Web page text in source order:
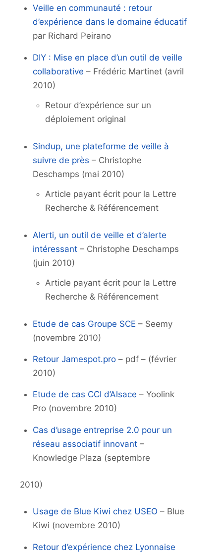
Veille en communauté : retour
d’expérience dans le domaine éducatif
par Richard Peirano
DIY : Mise en place d’un outil de veille
collaborative – Frédéric Martinet (avril
2010)
Retour d’expérience sur un
déploiement original
Sindup, une plateforme de veille à
suivre de près – Christophe
Deschamps (mai 2010)
Article payant écrit pour la Lettre
Recherche & Référencement
Alerti, un outil de veille et d’alerte
intéressant– Christophe Deschamps
(juin 2010)
Article payant écrit pour la Lettre
Recherche & Référencement
Etude de cas Groupe SCE – Seemy
(novembre 2010)
Retour Jamespot.pro– pdf – (février
2010)
Etude de cas CCI d’Alsace – Yoolink
Pro (novembre 2010)
Cas d’usage entreprise 2.0 pour un
réseau associatif innovant–
Knowledge Plaza (septembre
2010)
Usage de Blue Kiwi chez USEO – Blue
Kiwi (novembre 2010)
Retour d’expérience chez Lyonnaise